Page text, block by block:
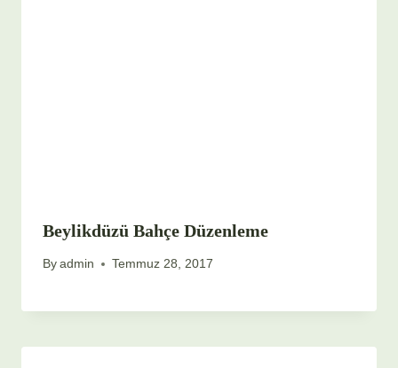
Beylikdüzü Bahçe Düzenleme
Byadmin Temmuz 28, 2017